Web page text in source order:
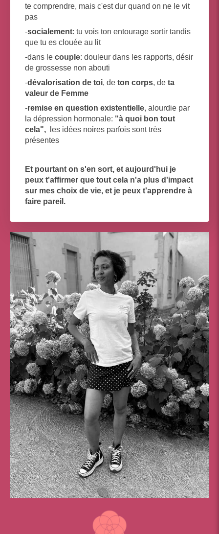
te comprendre, mais c'est dur quand on ne le vit
pas
-socialement: tu vois ton entourage sortir tandis
que tu es clouée au lit
-dans le couple: douleur dans les rapports, désir
de grossesse non abouti
-dévalorisation de toi, de ton corps, de ta
valeur de Femme
-remise en question existentielle, alourdie par
la dépression hormonale: "à quoi bon tout
cela", les idées noires parfois sont très
présentes
Et pourtant on s'en sort, et aujourd'hui je
peux t'affirmer que tout cela n'a plus d'impact
sur mes choix de vie, et je peux t'apprendre à
faire pareil.